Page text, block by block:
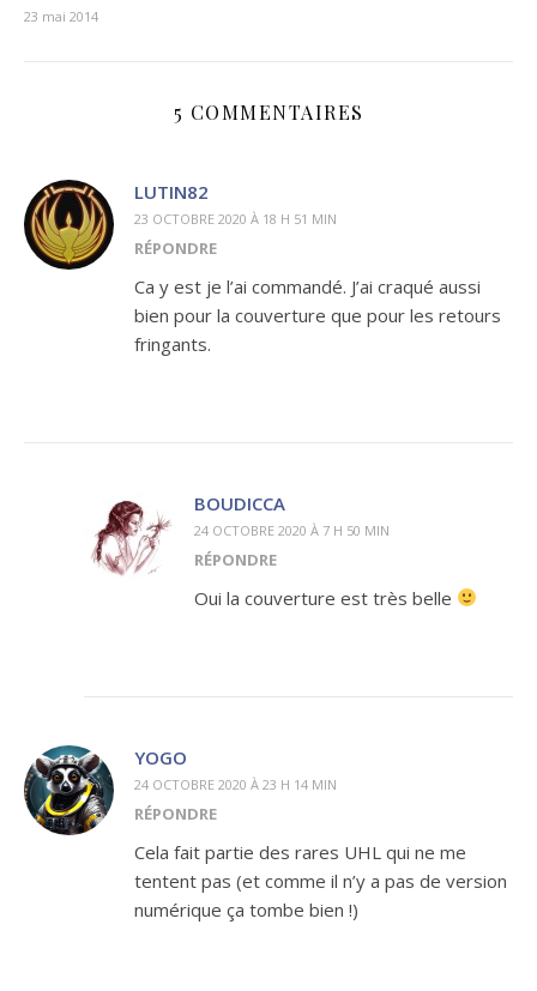
23 mai 2014
5 COMMENTAIRES
LUTIN82
23 OCTOBRE 2020 À 18 H 51 MIN
RÉPONDRE
Ca y est je l’ai commandé. J’ai craqué aussi
bien pour la couverture que pour les retours
fringants.
BOUDICCA
24 OCTOBRE 2020 À 7 H 50 MIN
RÉPONDRE
Oui la couverture est très belle
YOGO
24 OCTOBRE 2020 À 23 H 14 MIN
RÉPONDRE
Cela fait partie des rares UHL qui ne me
tentent pas (et comme il n’y a pas de version
numérique ça tombe bien !)